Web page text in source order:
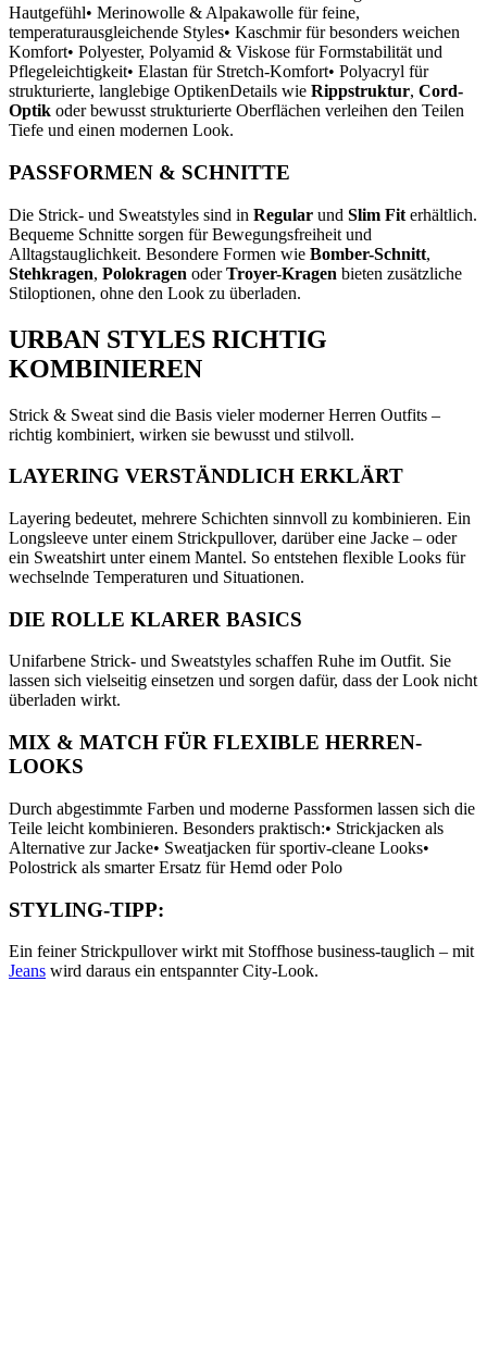
Hautgefühl• Merinowolle & Alpakawolle für feine,
temperaturausgleichende Styles• Kaschmir für besonders weichen
Komfort• Polyester, Polyamid & Viskose für Formstabilität und
Pflegeleichtigkeit• Elastan für Stretch-Komfort• Polyacryl für
strukturierte, langlebige OptikenDetails wie Rippstruktur, Cord-
Optik oder bewusst strukturierte Oberflächen verleihen den Teilen
Tiefe und einen modernen Look.
PASSFORMEN & SCHNITTE
Die Strick- und Sweatstyles sind in Regular und Slim Fit erhältlich.
Bequeme Schnitte sorgen für Bewegungsfreiheit und
Alltagstauglichkeit. Besondere Formen wie Bomber-Schnitt,
Stehkragen, Polokragen oderTroyer-Kragen bieten zusätzliche
Stiloptionen, ohne den Look zu überladen.
URBAN STYLES RICHTIG
KOMBINIEREN
Strick & Sweat sind die Basis vieler moderner Herren Outfits –
richtig kombiniert, wirken sie bewusst und stilvoll.
LAYERING VERSTÄNDLICH ERKLÄRT
Layering bedeutet, mehrere Schichten sinnvoll zu kombinieren. Ein
Longsleeve unter einem Strickpullover, darüber eine Jacke – oder
ein Sweatshirt unter einem Mantel. So entstehen flexible Looks für
wechselnde Temperaturen und Situationen.
DIE ROLLE KLARER BASICS
Unifarbene Strick- und Sweatstyles schaffen Ruhe im Outfit. Sie
lassen sich vielseitig einsetzen und sorgen dafür, dass der Look nicht
überladen wirkt.
MIX & MATCH FÜR FLEXIBLE HERREN-
LOOKS
Durch abgestimmte Farben und moderne Passformen lassen sich die
Teile leicht kombinieren. Besonders praktisch:• Strickjacken als
Alternative zur Jacke• Sweatjacken für sportiv-cleane Looks•
Polostrick als smarter Ersatz für Hemd oder Polo
STYLING-TIPP:
Ein feiner Strickpullover wirkt mit Stoffhose business-tauglich – mit
Jeans wird daraus ein entspannter City-Look.